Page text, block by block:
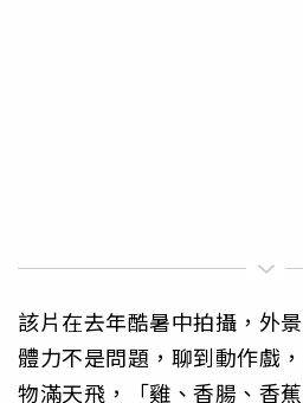
該片在去年酷暑中拍攝，外
體力不是問題，聊到動作戲
物滿天飛，「雞、香腸、香